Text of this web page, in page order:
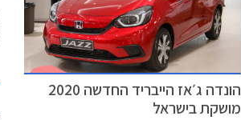
הונדה ג׳אז הייבריד החדשה 2020
מושקת בישראל